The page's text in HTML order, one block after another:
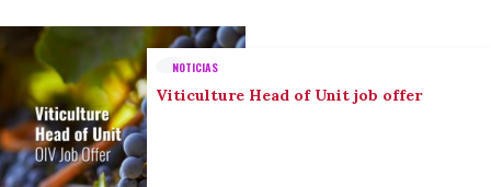
NOTICIAS
Viticulture Head of Unit job offer